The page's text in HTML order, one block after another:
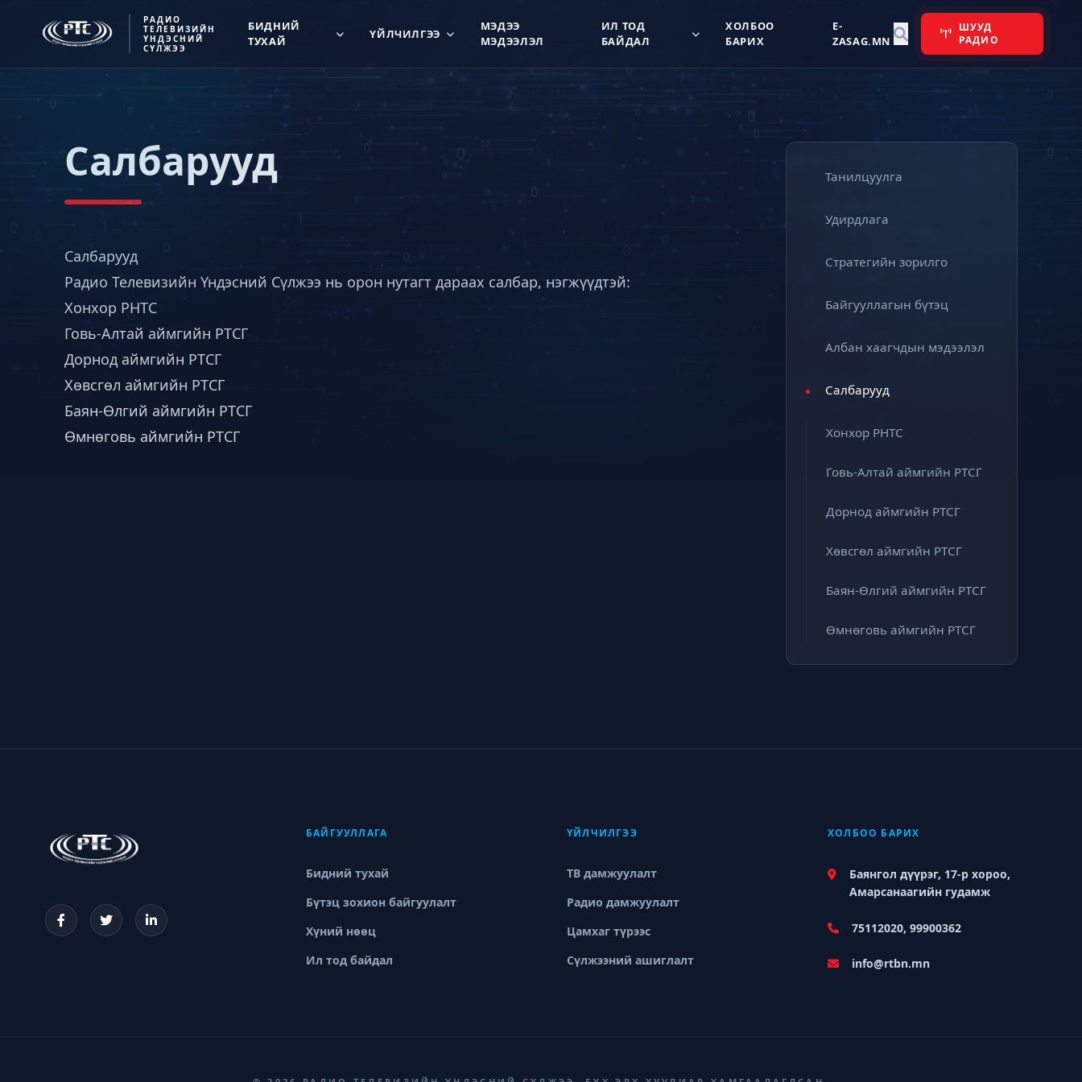
РАДИО
ТЕЛЕВИЗИЙН
ҮНДЭСНИЙ
СҮЛЖЭЭ
БИДНИЙ
ТУХАЙ
ҮЙЛЧИЛГЭЭ
МЭДЭЭ
МЭДЭЭЛЭЛ
ИЛ ТОД
БАЙДАЛ
ХОЛБОО
БАРИХ
E-
ZASAG.MN
ШУУД
РАДИО
Салбарууд
Салбарууд
Радио Телевизийн Үндэсний Сүлжээ нь орон нутагт дараах салбар, нэгжүүдтэй:
Хонхор РНТС
Говь-Алтай аймгийн РТСГ
Дорнод аймгийн РТСГ
Хөвсгөл аймгийн РТСГ
Баян-Өлгий аймгийн РТСГ
Өмнөговь аймгийн РТСГ
Танилцуулга
Удирдлага
Стратегийн зорилго
Байгууллагын бүтэц
Албан хаагчдын мэдээлэл
Салбарууд
Хонхор РНТС
Говь-Алтай аймгийн РТСГ
Дорнод аймгийн РТСГ
Хөвсгөл аймгийн РТСГ
Баян-Өлгий аймгийн РТСГ
Өмнөговь аймгийн РТСГ
БАЙГУУЛЛАГА
Бидний тухай
Бүтэц зохион байгуулалт
Хүний нөөц
Ил тод байдал
ҮЙЛЧИЛГЭЭ
ТВ дамжуулалт
Радио дамжуулалт
Цамхаг түрээс
Сүлжээний ашиглалт
ХОЛБОО БАРИХ
Баянгол дүүрэг, 17-р хороо,
Амарсанаагийн гудамж
75112020, 99900362
info@rtbn.mn